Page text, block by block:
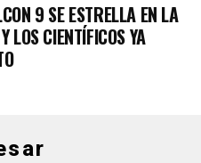
9 SE ESTRELLA EN LA
CIENTÍFICOS YA